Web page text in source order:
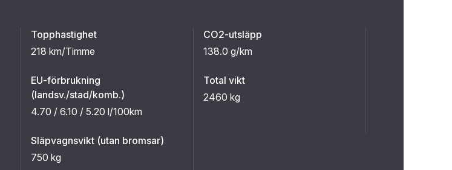
Topphastighet
218 km/Timme
CO2-utsläpp
138.0 g/km
EU-förbrukning
(landsv./stad/komb.)
4.70 / 6.10 / 5.20 l/100km
Total vikt
2460 kg
Släpvagnsvikt (utan bromsar)
750 kg